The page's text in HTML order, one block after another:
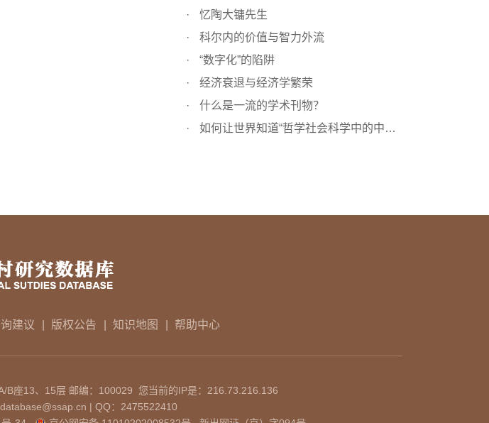
忆陶大镛先生
科尔内的价值与智力外流
“数字化”的陷阱
经济衰退与经济学繁荣
什么是一流的学术刊物？
如何让世界知道“哲学社会科学中的中国”？
建议 版权公告 知识地图 帮助中心
座13、15层 邮编：100029 您当前的IP是： 216.73.216.136
| QQ：2475522410